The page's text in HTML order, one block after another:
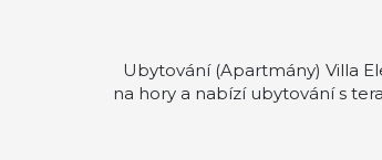
Ubytování (Apartmány) Villa
na hory a nabízí ubytování s